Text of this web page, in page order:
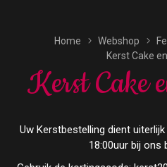
Home Webshop
Kerst Cake
Kerst Cake
Uw Kerstbestelling dient
18:00uur bij ons